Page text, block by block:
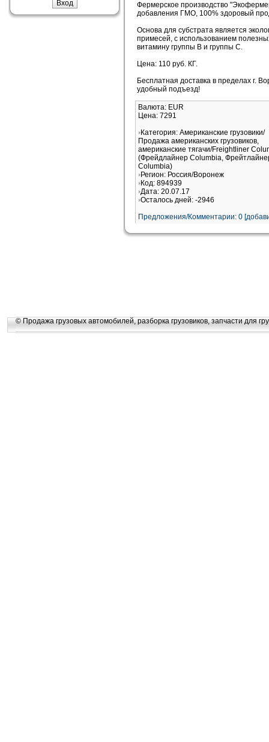
Фермерское производство
добавления ГМО, 100% здоровый
Основа для субстрата является
примесей, с использованием
витамину группы B и группы C.
Цена: 110 руб. КГ.
Бесплатная доставка в пределах г.
удобный подъезд!
Валюта: EUR
Цена: 7291
Категория: Американские грузовики/
Продажа американских грузовиков,
американские тягачи/Freightliner
(Фрейдлайнер Columbia,
Columbia)
Регион: Россия/Воронеж
Код: 894939
Дата: 20.07.17
Осталось дней: -2946
Предложения/Комментарии: 0
© Продажа грузовых автомобилей, разборка грузовиков, запчасти для